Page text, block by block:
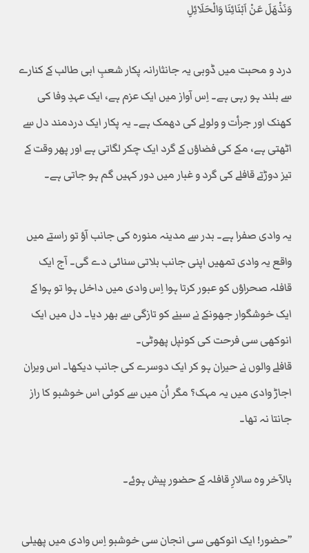
وَنَذْھَلَ عَنْ اَبْنَائِنَا وَالْحَلَائِلِ
درد و محبت میں ڈوبی یہ جانثارانہ پکار شعبِ ابی طالب کے کنارے
سے بلند ہو رہی ہے۔ اِس آواز میں ایک عزم ہے، ایک عہدِ وفا کی
کھنک اور جرأت و ولولے کی دھمک ہے۔ یہ پکار ایک دردمند دل سے
اٹھتی ہے، مکے کی فضاؤں کے گرد ایک چکر لگاتی ہے اور پھر وقت کے
تیز دوڑتے قافلے کی گرد و غبار میں دور کہیں گم ہو جاتی ہے۔
یہ وادی صفرا ہے۔ بدر سے مدینہ منورہ کی جانب آؤ تو راستے میں
واقع یہ وادی تمھیں اپنی جانب بلاتی سنائی دے گی۔ آج ایک
قافلہ صحراؤں کو عبور کرتا ہوا اِس وادی میں داخل ہوا تو ہوا کے
ایک خوشگوار جھونکے نے سینے کو تازگی سے بھر دیا۔ دل میں ایک
انوکھی سی فرحت کی کونپل پھوٹی۔
قافلے والوں نے حیران ہو کر ایک دوسرے کی جانب دیکھا۔ اس ویران
اجاڑ وادی میں یہ مہک؟ مگر اُن میں سے کوئی اس خوشبو کا راز
جانتا نہ تھا۔
بالآخر وہ سالارِ قافلہ کے حضور پیش ہوئے۔
’’حضور! ایک انوکھی سی انجان سی خوشبو اِس وادی میں پھیلی